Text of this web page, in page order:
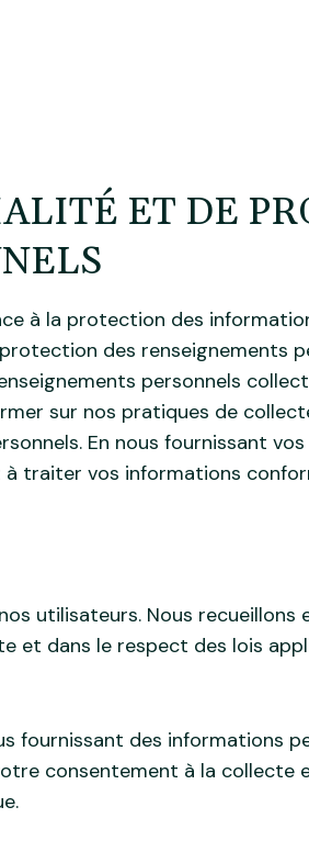
ET DE
à la protection des
des renseignements
personnels
sur nos pratiques de
En nous fournissant
traiter vos informations
utilisateurs. Nous
et dans le respect des lois
fournissant des informations
consentement à la collecte